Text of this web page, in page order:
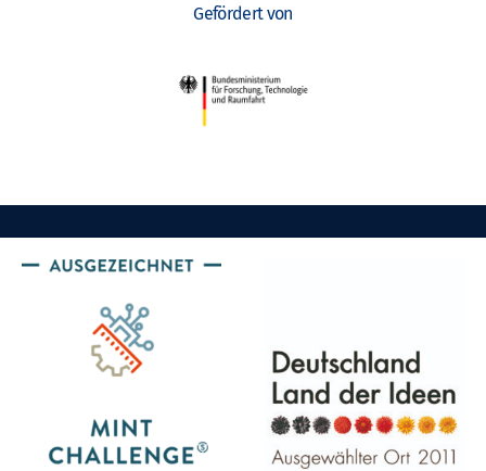
Gefördert von